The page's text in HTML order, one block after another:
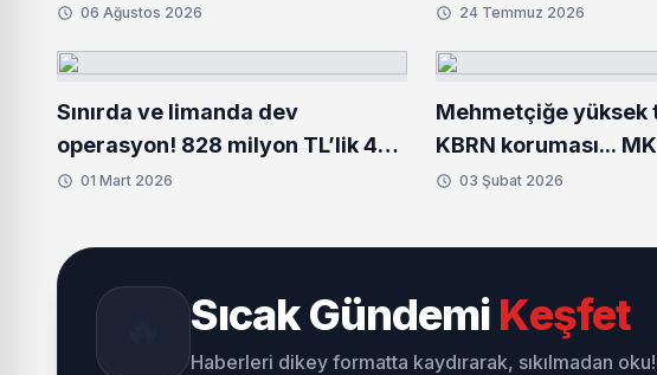
06 Ağustos 2026 24 Temmuz 2026
Sınırda ve limanda dev
operasyon! 828 milyon TL’lik 484
kilo uyuşturucu ele geçirildi
01 Mart 2026
Mehmetçiğe yüksek
KBRN koruması...
donanım setleri
03 Şubat 2026
Sıcak Gündemi Keşfet
Haberleri dikey formatta kaydırarak, sıkılmadan oku!